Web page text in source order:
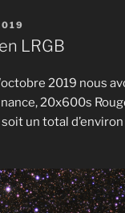
LRGB
2019 nous
20x600s
un total